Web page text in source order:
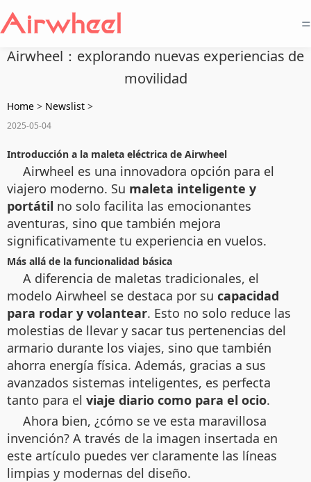
=
Airwheel：explorando nuevas experiencias de
movilidad
Home > Newslist >
2025-05-04
Introducción a la maleta eléctrica de Airwheel
Airwheel es una innovadora opción para el
viajero moderno. Su maleta inteligente y
portátil no solo facilita las emocionantes
aventuras, sino que también mejora
significativamente tu experiencia en vuelos.
Más allá de la funcionalidad básica
A diferencia de maletas tradicionales, el
modelo Airwheel se destaca por su capacidad
para rodar y volantear. Esto no solo reduce las
molestias de llevar y sacar tus pertenencias del
armario durante los viajes, sino que también
ahorra energía física. Además, gracias a sus
avanzados sistemas inteligentes, es perfecta
tanto para el viaje diario como para el ocio.
Ahora bien, ¿cómo se ve esta maravillosa
invención? A través de la imagen insertada en
este artículo puedes ver claramente las líneas
limpias y modernas del diseño.